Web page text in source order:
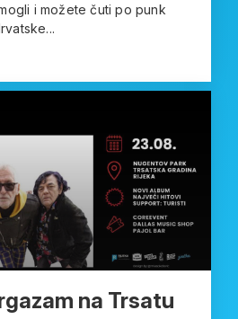
i možete čuti po punk
na Trsatu